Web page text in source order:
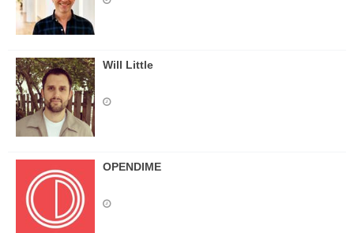
Will Little
OPENDIME